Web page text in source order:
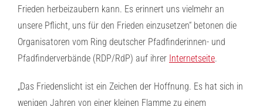
Frieden herbeizaubern kann. Es erinnert uns vielmehr an
unsere Pflicht, uns für den Frieden einzusetzen“ betonen die
Organisatoren vom Ring deutscher Pfadfinderinnen- und
Pfadfinderverbände (RDP/RdP) auf ihrer Internetseite.
„Das Friedenslicht ist ein Zeichen der Hoffnung. Es hat sich in
wenigen Jahren von einer kleinen Flamme zu einem